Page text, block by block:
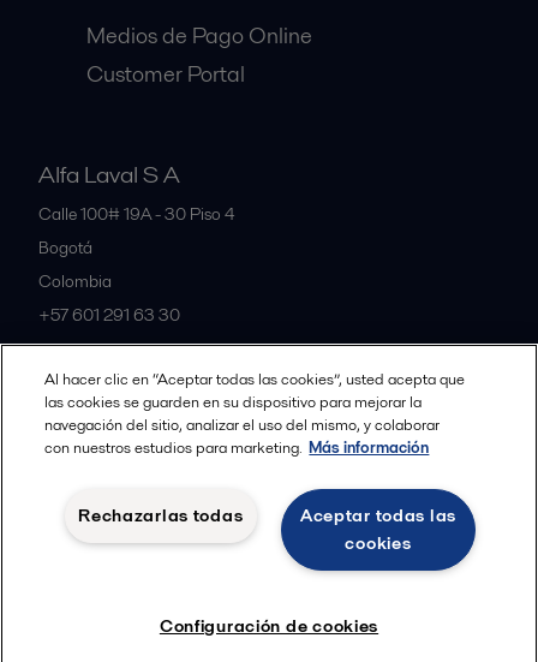
Medios de Pago Online
Customer Portal
Alfa Laval S A
Calle 100# 19A - 30 Piso 4
Bogotá
Colombia
+57 601 291 63 30
All offices and partners
© 2015-2026ALFA LAVAL
Política de Privacidad Alfa Laval
Política de Cookies
Condiciones y terminos legales
Al hacer clic en “Aceptar todas las cookies”, usted acepta que
las cookies se guarden en su dispositivo para mejorar la
navegación del sitio, analizar el uso del mismo, y colaborar
con nuestros estudios para marketing. Más información
Aceptar todas las
cookies
Rechazarlas todas
Configuración de cookies